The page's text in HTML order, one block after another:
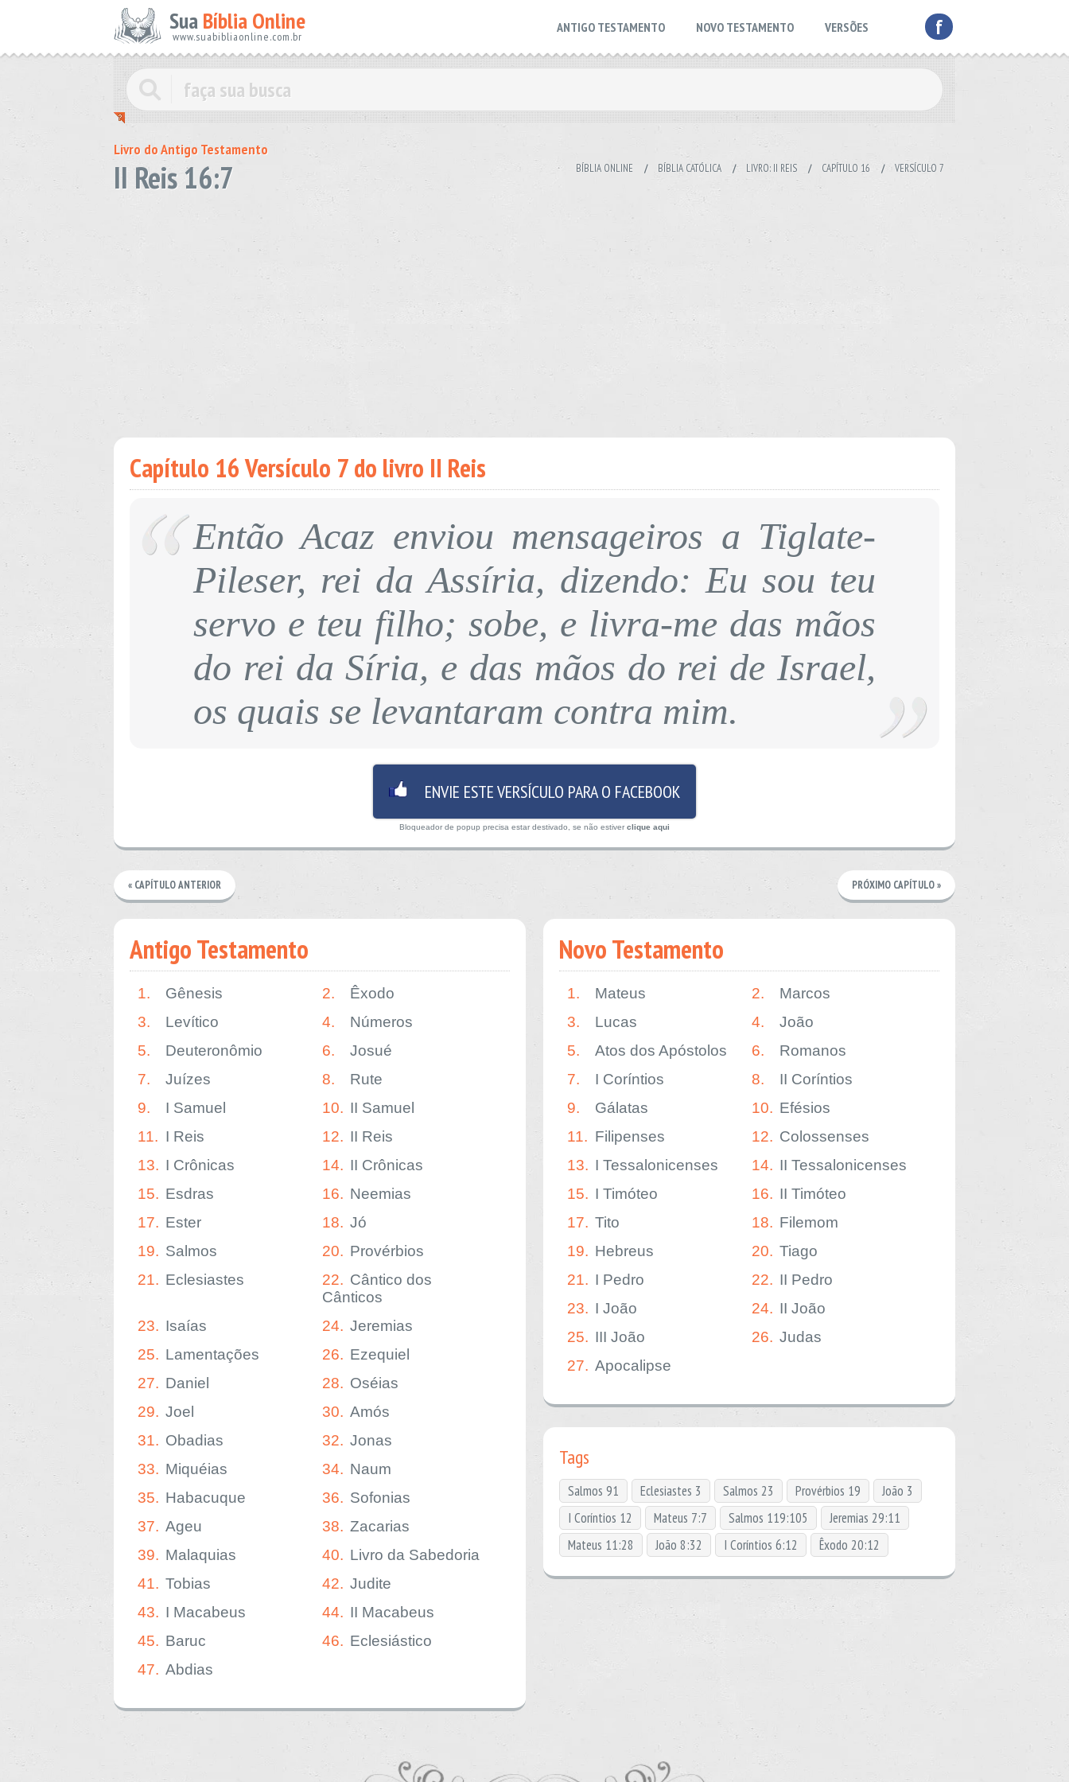
SuaBíblia Online
www.suabibliaonline.com.br f
ANTIGO TESTAMENTO NOVO TESTAMENTO VERSÕES
Livro do Antigo Testamento
II Reis 16:7 BÍBLIA ONLINE / BÍBLIA CATÓLICA / LIVRO: II REIS / CAPÍTULO 16 / VERSÍCULO 7
Capítulo 16 Versículo 7 do livro II Reis
Então Acaz enviou mensageiros a Tiglate-
Pileser, rei da Assíria, dizendo: Eu sou teu
servo e teu filho; sobe, e livra-me das mãos
do rei da Síria, e das mãos do rei de Israel,
os quais se levantaram contra mim.
ENVIE ESTE VERSÍCULO PARA O FACEBOOK
Bloqueador de popup precisa estar destivado, se não estiver clique aqui
« CAPÍTULO ANTERIOR PRÓXIMO CAPÍTULO »
Antigo Testamento
1. Gênesis 2.
Êxodo
3.
Levítico 4.
Números
5.
Deuteronômio 6.
Josué
7.
Juízes 8.
Rute
9.
I Samuel 10. II Samuel
11. I Reis 12. II Reis
13. I Crônicas 14. II Crônicas
15. Esdras 16. Neemias
17. Ester 18. Jó
19. Salmos 20. Provérbios
21. Eclesiastes 22. Cântico dos
Cânticos
23. Isaías 24. Jeremias
25. Lamentações 26. Ezequiel
27. Daniel 28. Oséias
29. Joel 30. Amós
31. Obadias 32. Jonas
33. Miquéias 34. Naum
35. Habacuque 36. Sofonias
37. Ageu 38. Zacarias
39. Malaquias 40. Livro da Sabedoria
41. Tobias 42. Judite
43. I Macabeus 44. II Macabeus
45. Baruc 46. Eclesiástico
47. Abdias
Novo Testamento
1. Mateus 2.
Marcos
3.
Lucas 4.
João
5.
Atos dos Apóstolos 6.
Romanos
7.
I Coríntios 8.
II Coríntios
9.
Gálatas 10. Efésios
11. Filipenses 12. Colossenses
13. I Tessalonicenses 14. II Tessalonicenses
15. I Timóteo 16. II Timóteo
17. Tito 18. Filemom
19. Hebreus 20. Tiago
21. I Pedro 22. II Pedro
23. I João 24. II João
25. III João 26. Judas
27. Apocalipse
Tags
Salmos 91 Eclesiastes 3 Salmos 23 Provérbios 19
João 3
I Coríntios 12
Mateus 7:7 Salmos 119:105
Jeremias 29:11
Mateus 11:28
João 8:32 I Coríntios 6:12 Êxodo 20:12